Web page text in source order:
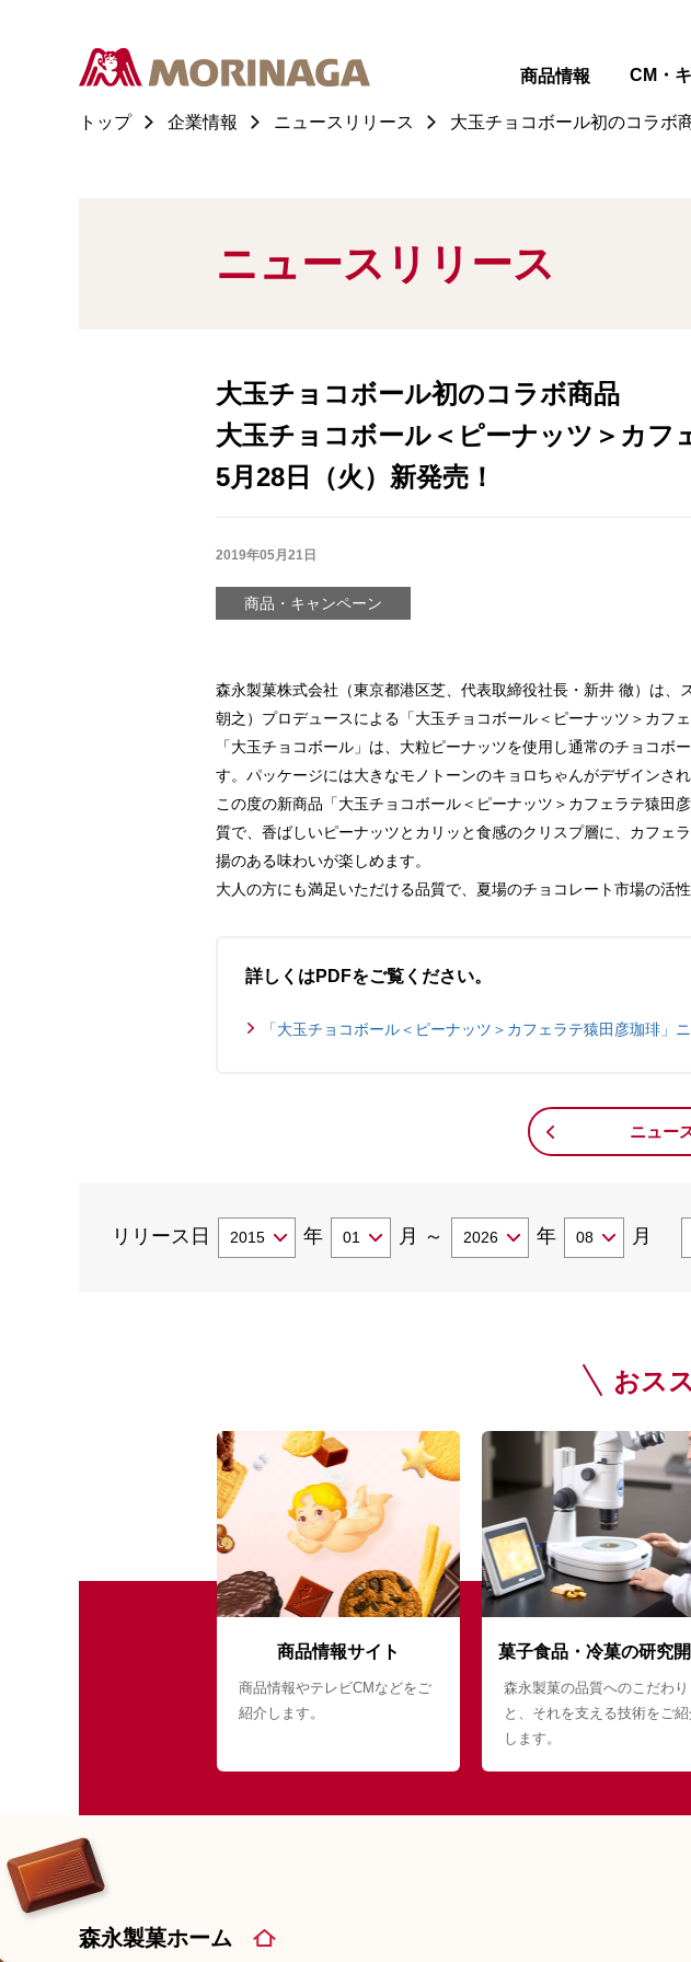
商品情報 CM・
トップ 企業情報 ニュースリリース 大玉チョコボール初のコラボ
ニュースリリース
大玉チョコボール初のコラボ商品
大玉チョコボール＜ピーナッツ＞カフ
5月28日（火）新発売！
2019年05月21日
商品・キャンペーン
森永製菓株式会社（東京都港区芝、代表取締役社長・新井 徹）は
朝之）プロデュースによる「大玉チョコボール＜ピーナッツ＞カフ
「大玉チョコボール」は、大粒ピーナッツを使用し通常のチョコ
す。パッケージには大きなモノトーンのキョロちゃんがデザインさ
この度の新商品「大玉チョコボール＜ピーナッツ＞カフェラテ猿田
質で、香ばしいピーナッツとカリッと食感のクリスプ層に、カフェ
揚のある味わいが楽しめます。
大人の方にも満足いただける品質で、夏場のチョコレート市場の活
詳しくはPDFをご覧ください。
「大玉チョコボール＜ピーナッツ＞カフェラテ猿田彦珈琲」
ニュー
リリース日 年 月 ～ 年 月
おス
商品情報サイト
商品情報やテレビCMなどをご
紹介します。
菓子食品・冷菓の研究
森永製菓の品質へのこだわり
と、それを支える技術をご紹
します。
森永製菓ホーム